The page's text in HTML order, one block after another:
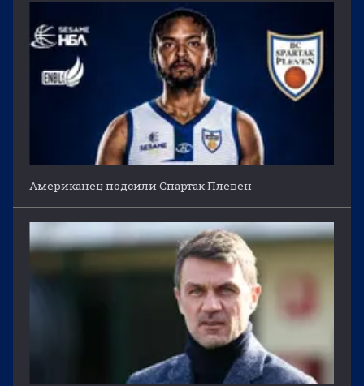
Американец подсили Спартак Плевен